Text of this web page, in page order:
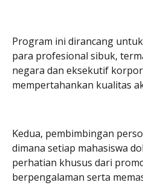
Program ini dirancang
para profesional sibuk,
negara dan eksekutif
mempertahankan kualitas
Kedua, pembimbingan
dimana setiap mahasiswa
perhatian khusus dari
berpengalaman serta